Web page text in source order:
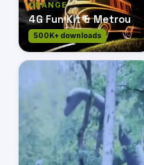
ORANGE
4G Fun Kit & Metrou
500K+ downloads